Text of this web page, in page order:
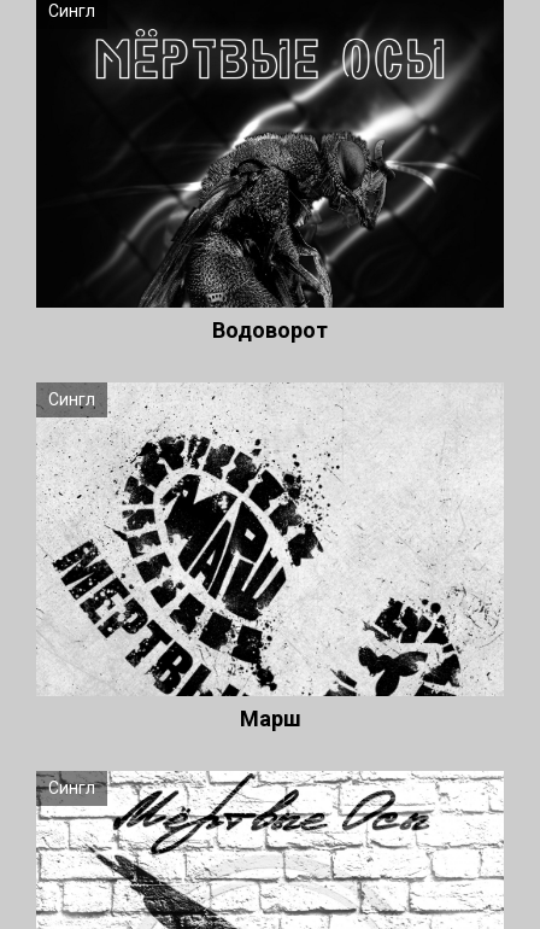
Сингл
Водоворот
Сингл
Марш
Сингл